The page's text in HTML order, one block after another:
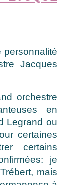
personnalité
Jacques
orchestre
en
Legrand ou
certaines
certains
je
mais